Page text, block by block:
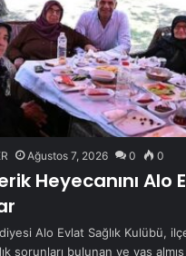
Ağustos 7, 2026 0 0
Heyecanını Alo
Alo Evlat Sağlık Kulübü,
sorunları bulunan ve yaş